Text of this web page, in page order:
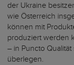
der Ukraine
wie Österreich
können mit
produziert werden
– in Puncto
überlegen.